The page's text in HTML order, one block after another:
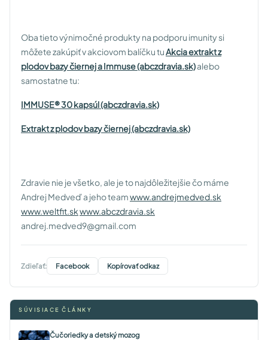
Oba tieto výnimočné produkty na podporu imunity si
môžete zakúpiť v akciovom balíčku tuAkcia extrakt z
plodov bazy čiernej a Immuse (abczdravia.sk)alebo
samostatne tu:
IMMUSE® 30 kapsúl (abczdravia.sk)
Extrakt z plodov bazy čiernej (abczdravia.sk)
Zdravie nie je všetko, ale je to najdôležitejšie čo máme
Andrej Medveď a jeho teamwww.andrejmedved.sk
www.weltfit.skwww.abczdravia.sk
andrej.medved9@gmail.com
Zdieľať: Facebook Kopírovať odkaz
SÚVISIACE ČLÁNKY
Čučoriedky a detský mozog